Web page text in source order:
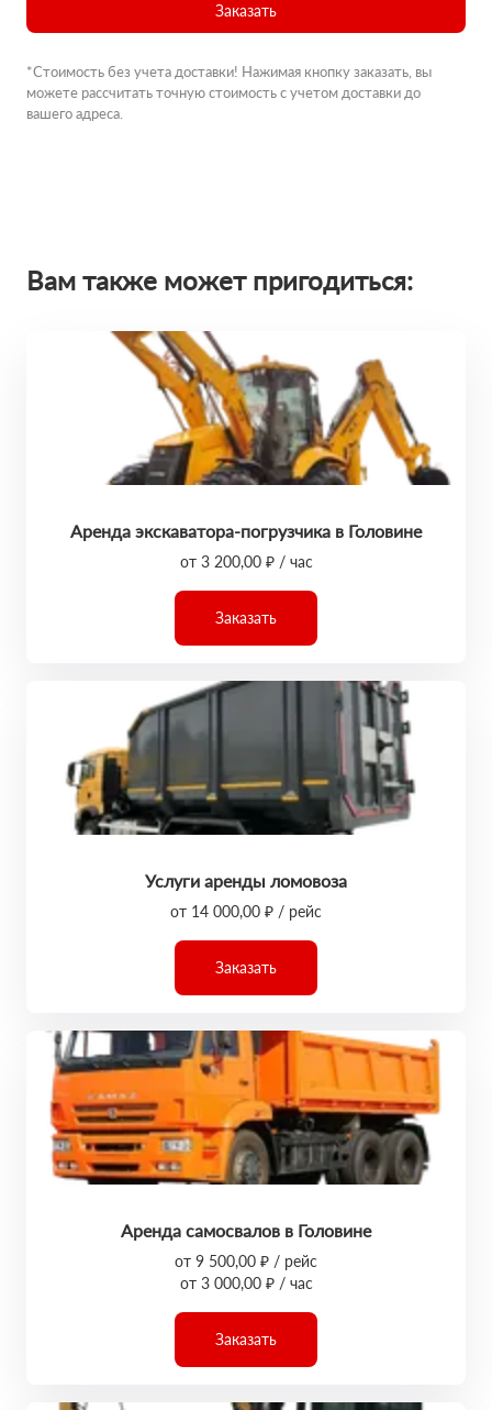
Заказать
*Стоимость без учета доставки! Нажимая кнопку заказать, вы
можете рассчитать точную стоимость с учетом доставки до
вашего адреса.
Вам также может пригодиться:
Аренда экскаватора-погрузчика в Головине
от 3 200,00 ₽ / час
Заказать
Услуги аренды ломовоза
от 14 000,00 ₽ / рейс
Заказать
Аренда самосвалов в Головине
от 9 500,00 ₽ / рейс
от 3 000,00 ₽ / час
Заказать